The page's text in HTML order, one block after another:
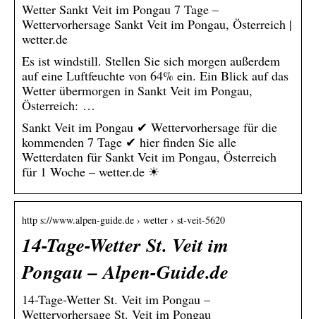
Wetter Sankt Veit im Pongau 7 Tage –
Wettervorhersage Sankt Veit im Pongau, Österreich |
wetter.de
Es ist windstill. Stellen Sie sich morgen außerdem
auf eine Luftfeuchte von 64% ein. Ein Blick auf das
Wetter übermorgen in Sankt Veit im Pongau,
Österreich: …
Sankt Veit im Pongau ✔ Wettervorhersage für die
kommenden 7 Tage ✔ hier finden Sie alle
Wetterdaten für Sankt Veit im Pongau, Österreich
für 1 Woche – wetter.de ☀
http s://www.alpen-guide.de › wetter › st-veit-5620
14-Tage-Wetter St. Veit im
Pongau – Alpen-Guide.de
14-Tage-Wetter St. Veit im Pongau –
Wettervorhersage St. Veit im Pongau